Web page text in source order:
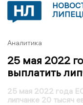
Аналитика
25 мая 2022
выплатить
25 мая 2022 года
липчанке 20 тысяч